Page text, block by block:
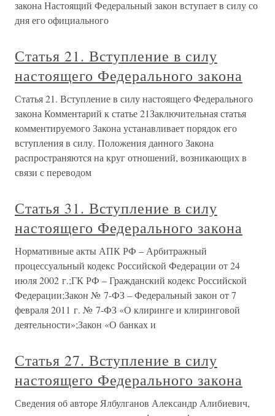
закона Настоящий Федеральный закон вступает в силу со
дня его официального
Статья 21. Вступление в силу
настоящего Федерального закона
Статья 21. Вступление в силу настоящего Федерального
закона Комментарий к статье 21Заключительная статья
комментируемого Закона устанавливает порядок его
вступления в силу. Положения данного Закона
распространяются на круг отношений, возникающих в
связи с переводом
Статья 31. Вступление в силу
настоящего Федерального закона
Нормативные акты АПК РФ – Арбитражный
процессуальный кодекс Российской Федерации от 24
июля 2002 г.;ГК РФ – Гражданский кодекс Российской
Федерации;Закон № 7-ФЗ – Федеральный закон от 7
февраля 2011 г. № 7-ФЗ «О клиринге и клиринговой
деятельности»;Закон «О банках и
Статья 27. Вступление в силу
настоящего Федерального закона
Сведения об авторе Ялбулганов Александр Алибиевич,